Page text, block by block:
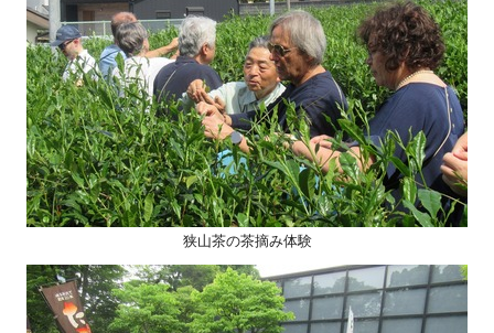
狭山茶の茶摘み体験